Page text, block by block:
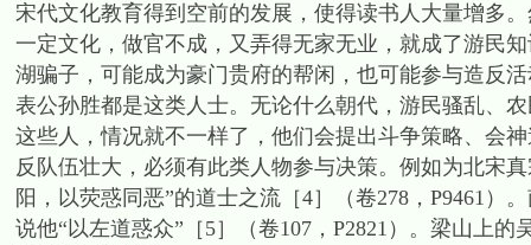
宋代文化教育得到空前的发展，使得读书人大量增多
一定文化，做官不成，又弄得无家无业，就成了游民
湖骗子，可能成为豪门贵府的帮闲，也可能参与造反
表公孙胜都是这类人士。无论什么朝代，游民骚乱、
这些人，情况就不一样了，他们会提出斗争策略、会
反队伍壮大，必须有此类人物参与决策。例如为北宋
阳，以荧惑同恶”的道士之流［4］（卷278，P9461
说他“以左道惑众”［5］（卷107，P2821）。梁山上